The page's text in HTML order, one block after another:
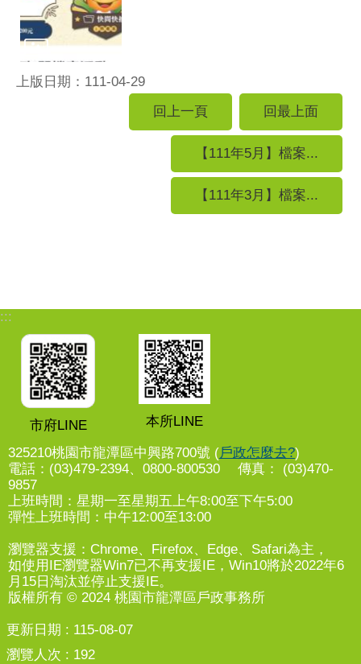
上版日期：111-04-29
回上一頁
回最上面
【111年5月】檔案...
【111年3月】檔案...
:::
市府LINE 本所LINE
325210桃園市龍潭區中興路700號 (戶政怎麼去?)
電話：(03)479-2394、0800-800530 傳真： (03)470-
9857
上班時間：星期一至星期五上午8:00至下午5:00
彈性上班時間：中午12:00至13:00
瀏覽器支援：Chrome、Firefox、Edge、Safari為主，
如使用IE瀏覽器Win7已不再支援IE，Win10將於2022年6
月15日淘汰並停止支援IE。
版權所有 © 2024 桃園市龍潭區戶政事務所
更新日期
115-08-07
瀏覽人次
192